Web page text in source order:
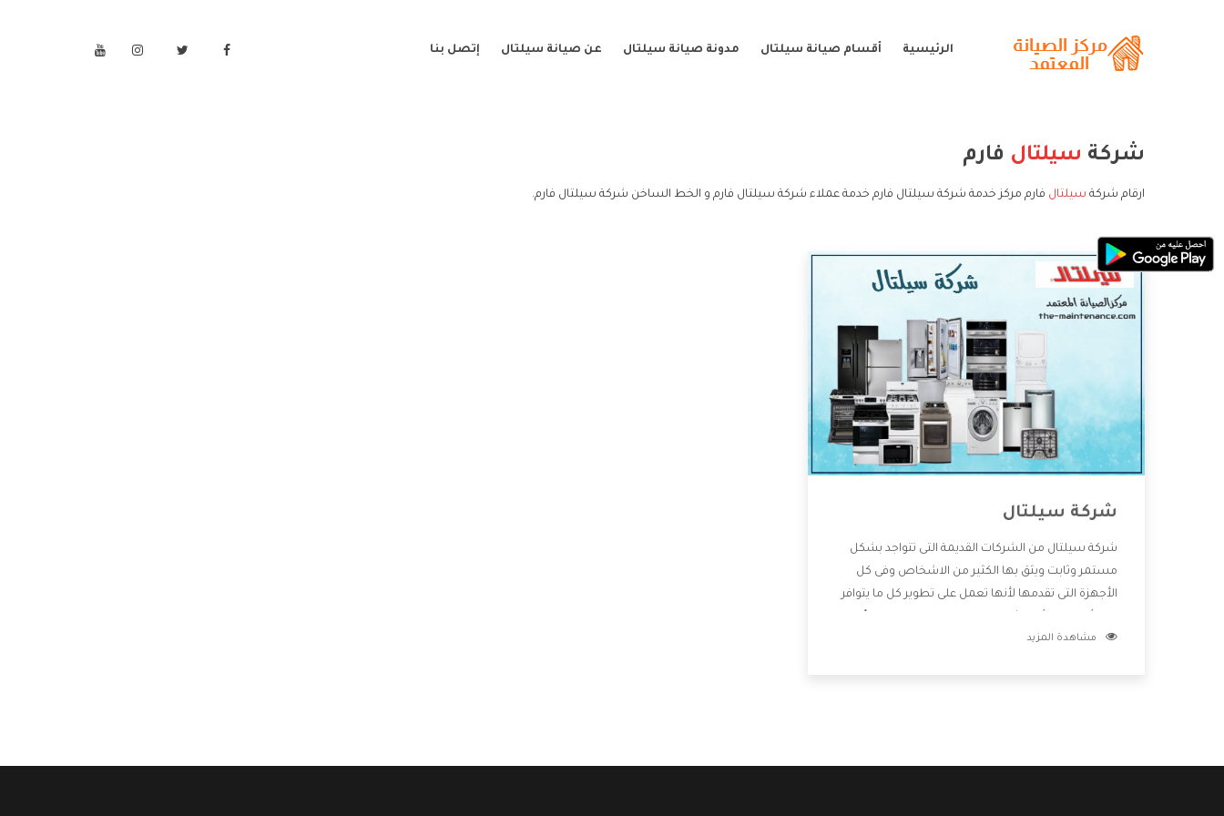
الرئيسية أقسام صيانة سيلتال مدونة صيانة سيلتال عن صيانة سيلتال إتصل بنا
شركة سيلتال فارم
ارقام شركة سيلتال فارم مركز خدمة شركة سيلتال فارم خدمة عملاء شركة سيلتال فارم و الخط الساخن شركة سيلتال فارم.
شركة سيلتال
شركة سيلتال من الشركات القديمة التى تتواجد بشكل
مستمر وثابت ويثق بها الكثير من الاشخاص وفى كل
الأجهزة التى تقدمها لأنها تعمل على تطوير كل ما يتوافر
خدمات ما بعد البيع مع المنتجات وتقدم للعملاء أقوى
مشاهدة المزيد